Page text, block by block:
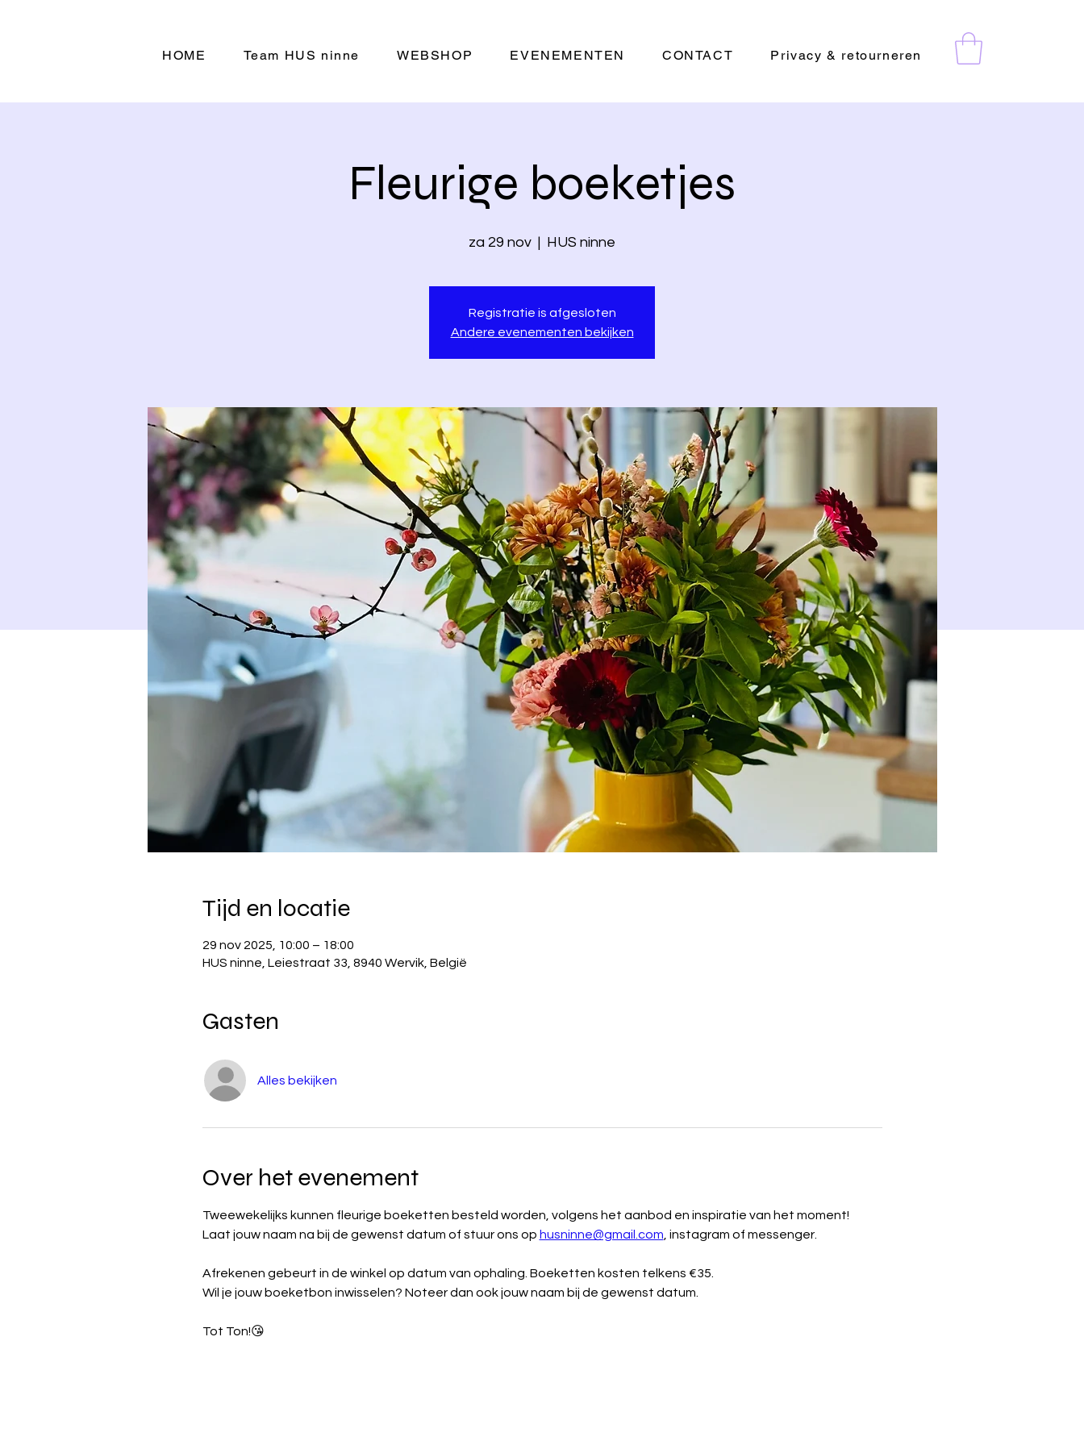
HOME Team HUS ninne WEBSHOP EVENEMENTEN CONTACT Privacy & retourneren
Fleurige boeketjes
za 29 nov
  |
HUS ninne
Registratie is afgesloten
Andere evenementen bekijken
Tijd en locatie
29 nov 2025, 10:00 – 18:00
HUS ninne, Leiestraat 33, 8940 Wervik, België
Gasten
Alles bekijken
Over het evenement
Tweewekelijks kunnen fleurige boeketten besteld worden, volgens het aanbod en inspiratie van het moment!
Laat jouw naam na bij de gewenst datum of stuur ons op husninne@gmail.com , instagram of messenger.
Afrekenen gebeurt in de winkel op datum van ophaling. Boeketten kosten telkens €35.
Wil je jouw boeketbon inwisselen? Noteer dan ook jouw naam bij de gewenst datum.
Tot Ton!😘